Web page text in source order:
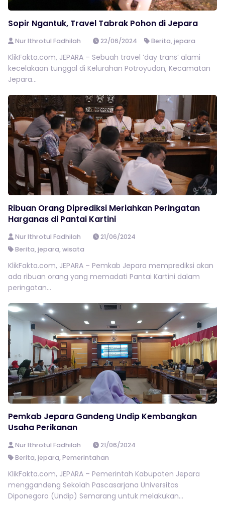
Sopir Ngantuk, Travel Tabrak Pohon di Jepara
Nur Ithrotul Fadhilah 22/06/2024 Berita,jepara
KlikFakta.com, JEPARA – Sebuah travel ‘day trans’ alami
kecelakaan tunggal di Kelurahan Potroyudan, Kecamatan
Jepara...
Ribuan Orang Diprediksi Meriahkan Peringatan
Harganas di Pantai Kartini
Nur Ithrotul Fadhilah
21/06/2024
Berita, jepara, wisata
KlikFakta.com, JEPARA – Pemkab Jepara memprediksi akan
ada ribuan orang yang memadati Pantai Kartini dalam
peringatan...
Pemkab Jepara Gandeng Undip Kembangkan
Usaha Perikanan
Nur Ithrotul Fadhilah
21/06/2024
Berita, jepara, Pemerintahan
KlikFakta.com, JEPARA – Pemerintah Kabupaten Jepara
menggandeng Sekolah Pascasarjana Universitas
Diponegoro (Undip) Semarang untuk melakukan...